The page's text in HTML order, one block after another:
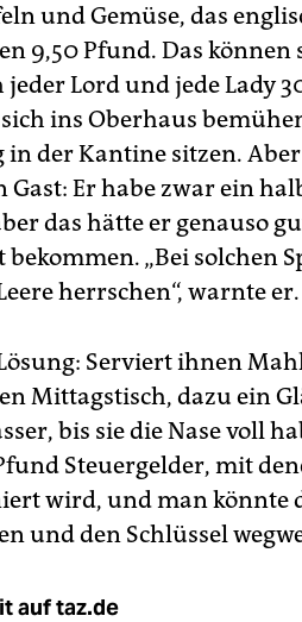
und Gemüse, das
9,50 Pfund. Das können
Lord und jede Lady
ins Oberhaus
in der Kantine sitzen.
Gast: Er habe zwar ein
das hätte er genauso
bekommen. „Bei solchen
herrschen“, warnte er.
Serviert ihnen
Mittagstisch, dazu ein
bis sie die Nase voll
Steuergelder, mit
wird, und man könnte
und den Schlüssel
auf taz.de